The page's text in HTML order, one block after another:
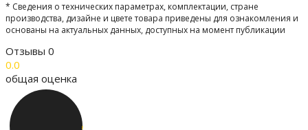
* Сведения о технических параметрах, комплектации, стране
производства, дизайне и цвете товара приведены для ознакомления и
основаны на актуальных данных, доступных на момент публикации
Отзывы 0
0.0
общая оценка